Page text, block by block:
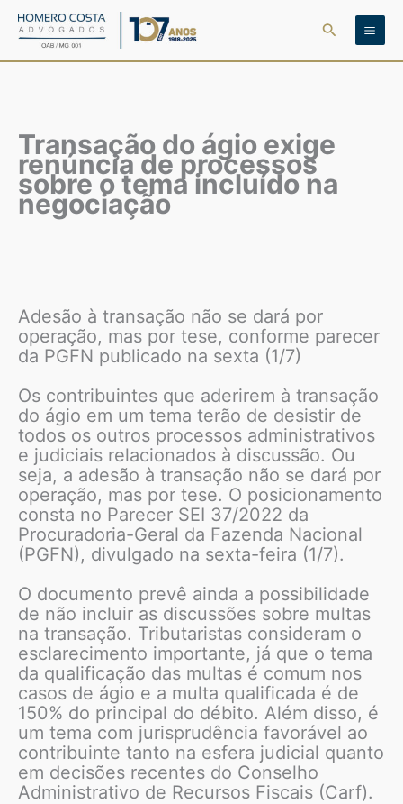
para
Pesquisar
Transação do ágio exige
renúncia de processos
sobre o tema incluído na
negociação
Adesão à transação não se dará por
operação, mas por tese, conforme parecer
da PGFN publicado na sexta (1/7)
Os contribuintes que aderirem à transação
do ágio em um tema terão de desistir de
todos os outros processos administrativos
e judiciais relacionados à discussão. Ou
seja, a adesão à transação não se dará por
operação, mas por tese. O posicionamento
consta no Parecer SEI 37/2022 da
Procuradoria-Geral da Fazenda Nacional
(PGFN), divulgado na sexta-feira (1/7).
O documento prevê ainda a possibilidade
de não incluir as discussões sobre multas
na transação. Tributaristas consideram o
esclarecimento importante, já que o tema
da qualificação das multas é comum nos
casos de ágio e a multa qualificada é de
150% do principal do débito. Além disso, é
um tema com jurisprudência favorável ao
contribuinte tanto na esfera judicial quanto
em decisões recentes do Conselho
Administrativo de Recursos Fiscais (Carf).